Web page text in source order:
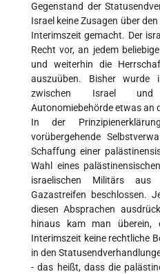
Gegenstand der
Israel keine Zusagen über
Interimszeit gemacht. Der
Recht vor, an jedem
und weiterhin die
auszuüben. Bisher wurde
zwischen Israel und
Autonomiebehörde etwas an
In der
vorübergehende
Schaffung einer
Wahl eines
israelischen Militärs
Gazastreifen beschlossen.
diesen Absprachen
hinaus kam man
Interimszeit keine rechtliche
in den
- das heißt, dass die